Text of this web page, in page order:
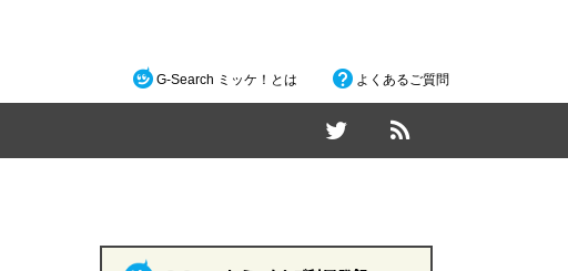
G-Search ミッケ！とは よくあるご質問